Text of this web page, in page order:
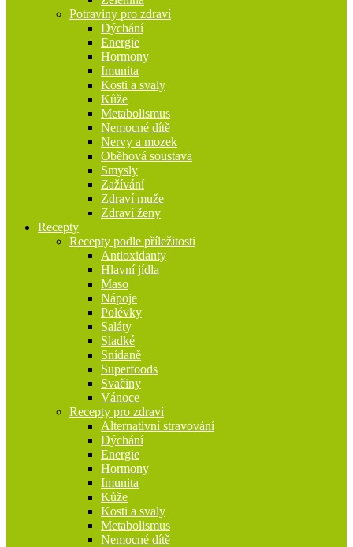
Potraviny pro zdraví
Dýchání
Energie
Hormony
Imunita
Kosti a svaly
Kůže
Metabolismus
Nemocné dítě
Nervy a mozek
Oběhová soustava
Smysly
Zažívání
Zdraví muže
Zdraví ženy
Recepty
Recepty podle příležitosti
Antioxidanty
Hlavní jídla
Maso
Nápoje
Polévky
Saláty
Sladké
Snídaně
Superfoods
Svačiny
Vánoce
Recepty pro zdraví
Alternativní stravování
Dýchání
Energie
Hormony
Imunita
Kůže
Kosti a svaly
Metabolismus
Nemocné dítě